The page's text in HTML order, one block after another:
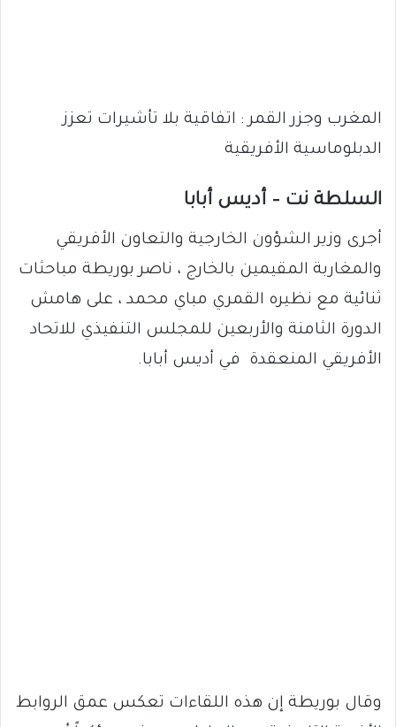
المغرب وجزر القمر : اتفاقية بلا تأشيرات تعزز
الدبلوماسية الأفريقية
السلطة نت – أديس أبابا
أجرى وزير الشؤون الخارجية والتعاون الأفريقي
والمغاربة المقيمين بالخارج ، ناصر بوريطة مباحثات
ثنائية مع نظيره القمري مباي محمد ، على هامش
الدورة الثامنة والأربعين للمجلس التنفيذي للاتحاد
الأفريقي المنعقدة في أديس أبابا.
وقال بوريطة إن هذه اللقاءات تعكس عمق الروابط